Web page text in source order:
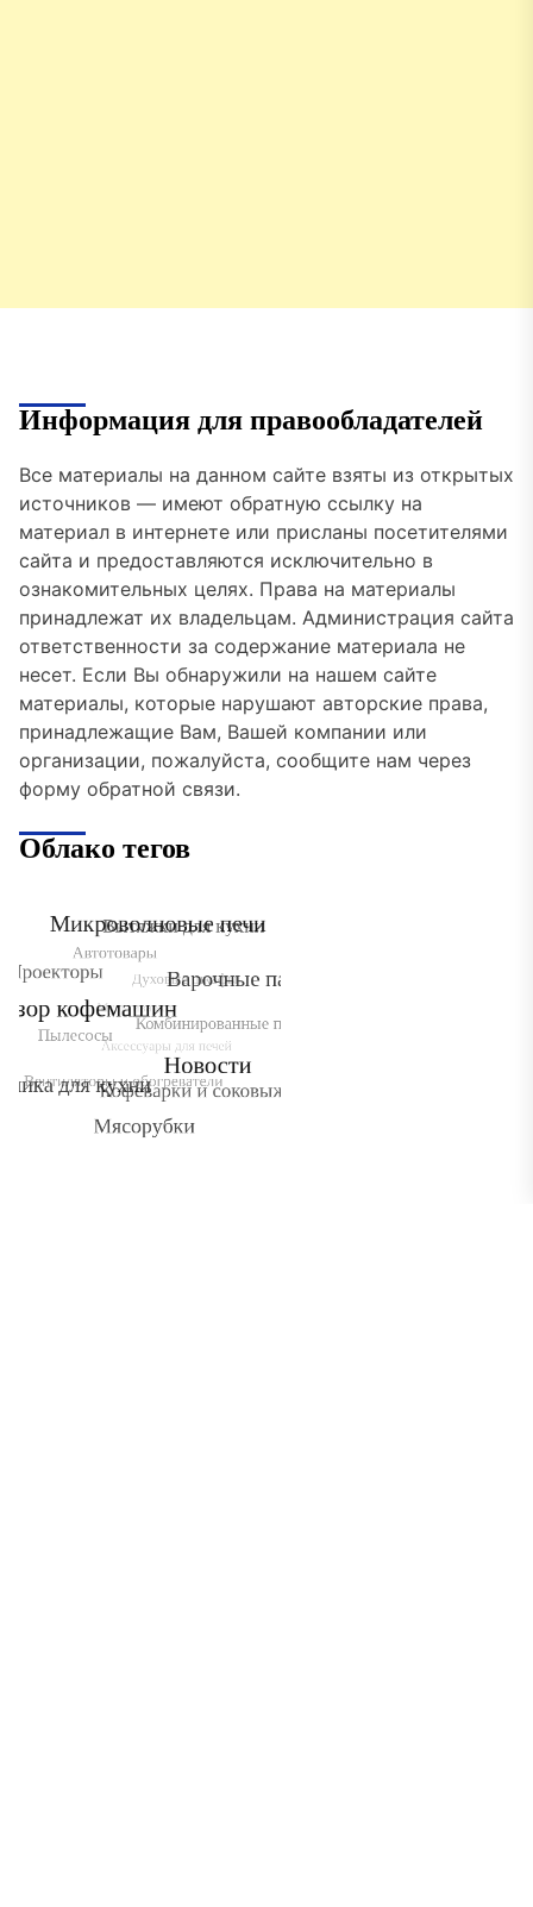
Информация для правообладателей
Все материалы на данном сайте взяты из открытых
источников — имеют обратную ссылку на
материал в интернете или присланы посетителями
сайта и предоставляются исключительно в
ознакомительных целях. Права на материалы
принадлежат их владельцам. Администрация сайта
ответственности за содержание материала не
несет. Если Вы обнаружили на нашем сайте
материалы, которые нарушают авторские права,
принадлежащие Вам, Вашей компании или
организации, пожалуйста, сообщите нам через
форму обратной связи.
Облако тегов